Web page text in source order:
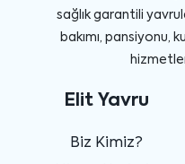
sağlık garantili
bakımı, pansiyonu,
Elit Yavru
Biz Kimiz?